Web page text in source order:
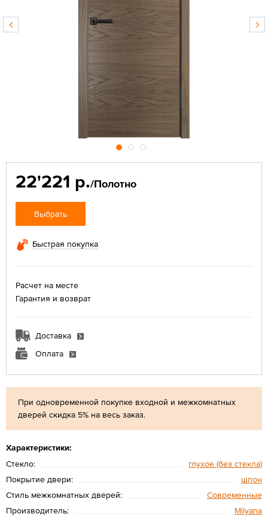
При одновременной покупке входной и межкомнатных
дверей скидка 5% на весь заказ.
Характеристики:
Стекло:
глухое (без стекла)
Покрытие двери:
шпон
Стиль межкомнатных дверей:
Современные
Производитель:
Мilyana
22'221 р./Полотно
Выбрать
Быстрая покупка
Расчет на месте
Гарантия и возврат
Доставка
Оплата